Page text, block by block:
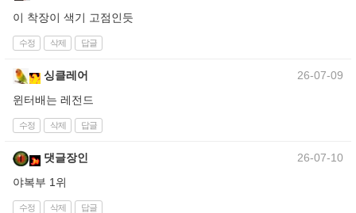
이 착장이 색기 고점인듯
수정 삭제 답글
싱클레어
26-07-09
윈터배는 레전드
수정 삭제 답글
댓글장인
26-07-10
야복부 1위
수정 삭제 답글